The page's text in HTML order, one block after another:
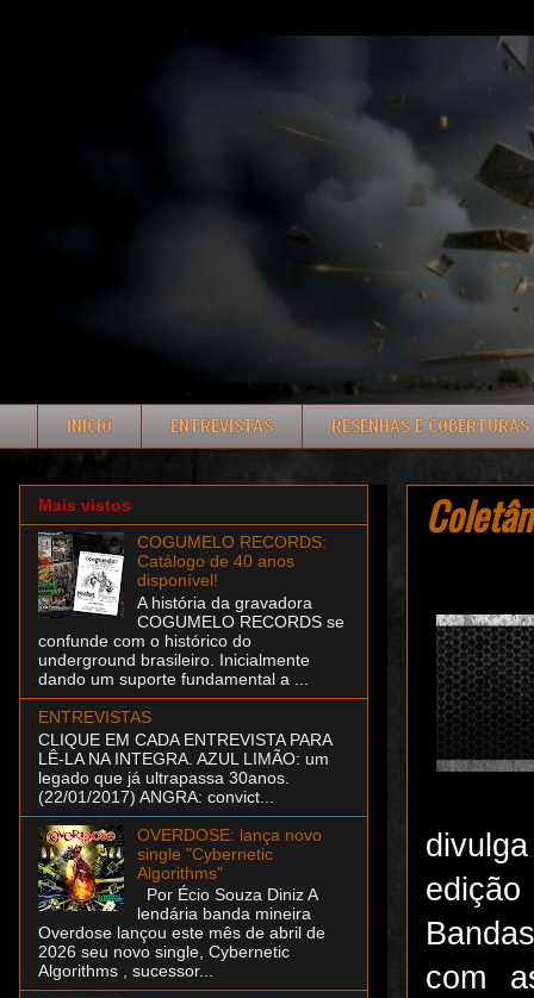
INÍCIO ENTREVISTAS RESENHAS E COBERTURAS
com
Mais vistos
COGUMELO RECORDS:
Catálogo de 40 anos
disponível!
A história da gravadora
COGUMELO RECORDS se
confunde com o histórico do
underground brasileiro. Inicialmente
dando um suporte fundamental a ...
ENTREVISTAS
CLIQUE EM CADA ENTREVISTA PARA
LÊ-LA NA INTEGRA. AZUL LIMÃO: um
legado que já ultrapassa 30anos.
(22/01/2017) ANGRA: convict...
OVERDOSE: lança novo
single "Cybernetic
Algorithms"
Por Écio Souza Diniz A
lendária banda mineira
Overdose lançou este mês de abril de
2026 seu novo single, Cybernetic
Algorithms , sucessor...